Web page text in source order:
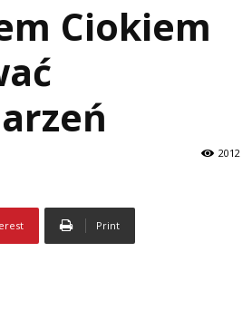
Ciokiem
2012
Print